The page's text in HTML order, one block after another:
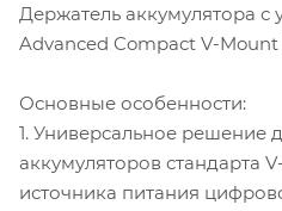
Держатель аккумулятора с
Advanced Compact V-
Основные особенности:
1. Универсальное решение
аккумуляторов стандарта
источника питания